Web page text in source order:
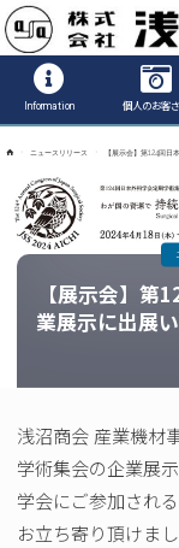
Information 個人のお客
ニュースリリース 【展示会】第124回日
【展示会】第
業展示に出展
浅沼商会 産業機材
学術集会の企業展
学会にご参加され
お立ち寄り頂けま